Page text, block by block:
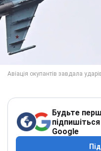
Будьте
Google